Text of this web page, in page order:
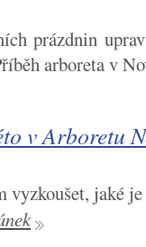
prázdnin
arboreta v
v Arboretu
vyzkoušet, jaké